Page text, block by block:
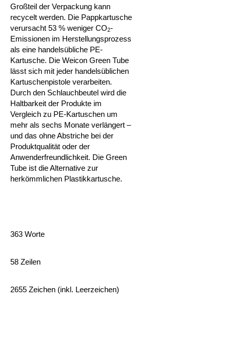
Großteil der Verpackung kann
recycelt werden. Die Pappkartusche
verursacht 53 % weniger CO2-
Emissionen im Herstellungsprozess
als eine handelsübliche PE-
Kartusche. Die Weicon Green Tube
lässt sich mit jeder handelsüblichen
Kartuschenpistole verarbeiten.
Durch den Schlauchbeutel wird die
Haltbarkeit der Produkte im
Vergleich zu PE-Kartuschen um
mehr als sechs Monate verlängert –
und das ohne Abstriche bei der
Produktqualität oder der
Anwenderfreundlichkeit. Die Green
Tube ist die Alternative zur
herkömmlichen Plastikkartusche.
363 Worte
58 Zeilen
2655 Zeichen (inkl. Leerzeichen)